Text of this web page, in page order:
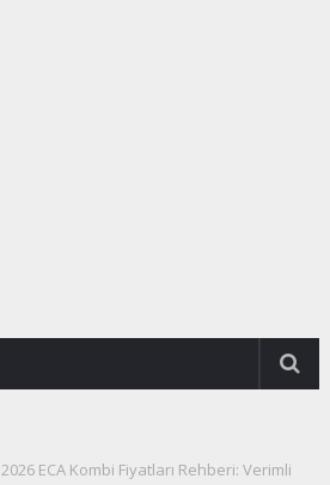
2026 ECA Kombi Fiyatları Rehberi: Verimli